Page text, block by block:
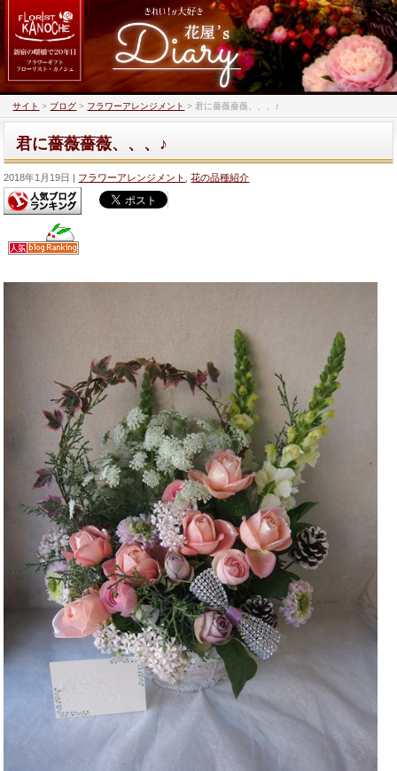
サイト > ブログ > フラワーアレンジメント >君に薔薇薔薇、、、♪
君に薔薇薔薇、、、♪
2018年1月19日 フラワーアレンジメント ,花の品種紹介